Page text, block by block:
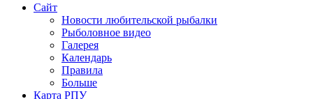
Сайт
Новости любительской рыбалки
Рыболовное видео
Галерея
Календарь
Правила
Больше
Карта РПУ